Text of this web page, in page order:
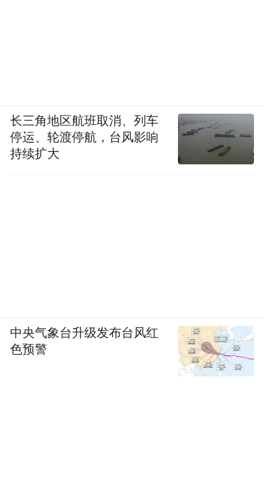
长三角地区航班取消、列车
停运、轮渡停航，台风影响
持续扩大
中央气象台升级发布台风红
色预警